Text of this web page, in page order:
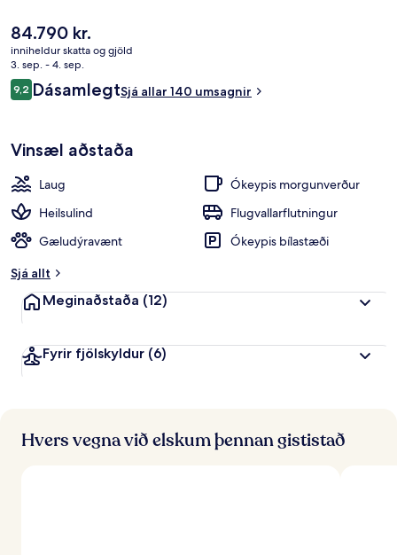
bar/setustofa og líkamsræktaraðstaða.
Núverandi
verð
er
84.790 kr.
84.790 kr.
inniheldur skatta og gjöld
3. sep. - 4. sep.
Umsagnir
9,29,2 af 10
DásamlegtSjá allar 140 umsagnir
Vinsæl aðstaða
Laug
Ókeypis morgunverður
Heilsulind
Flugvallarflutningur
Gæludýravænt
Ókeypis bílastæði
Sjá allt
Meginaðstaða (12)
Fyrir fjölskyldur (6)
Hvers vegna við elskum þennan gististað